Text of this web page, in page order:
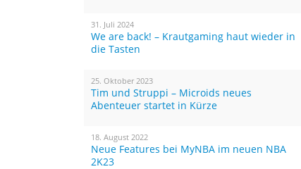
31. Juli 2024
We are back! – Krautgaming haut wieder in
die Tasten
25. Oktober 2023
Tim und Struppi – Microids neues
Abenteuer startet in Kürze
18. August 2022
Neue Features bei MyNBA im neuen NBA
2K23